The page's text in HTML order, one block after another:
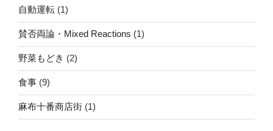
自動運転 (1)
賛否両論・Mixed Reactions (1)
野菜もどき (2)
食事 (9)
麻布十番商店街 (1)